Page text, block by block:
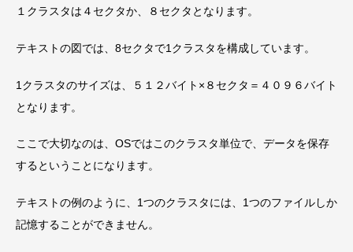
１クラスタは４セクタか、８セクタとなります。
テキストの図では、8セクタで1クラスタを構成しています。
1クラスタのサイズは、５１２バイト×８セクタ＝４０９６バイト
となります。
ここで大切なのは、OSではこのクラスタ単位で、データを保存
するということになります。
テキストの例のように、1つのクラスタには、1つのファイルしか
記憶することができません。